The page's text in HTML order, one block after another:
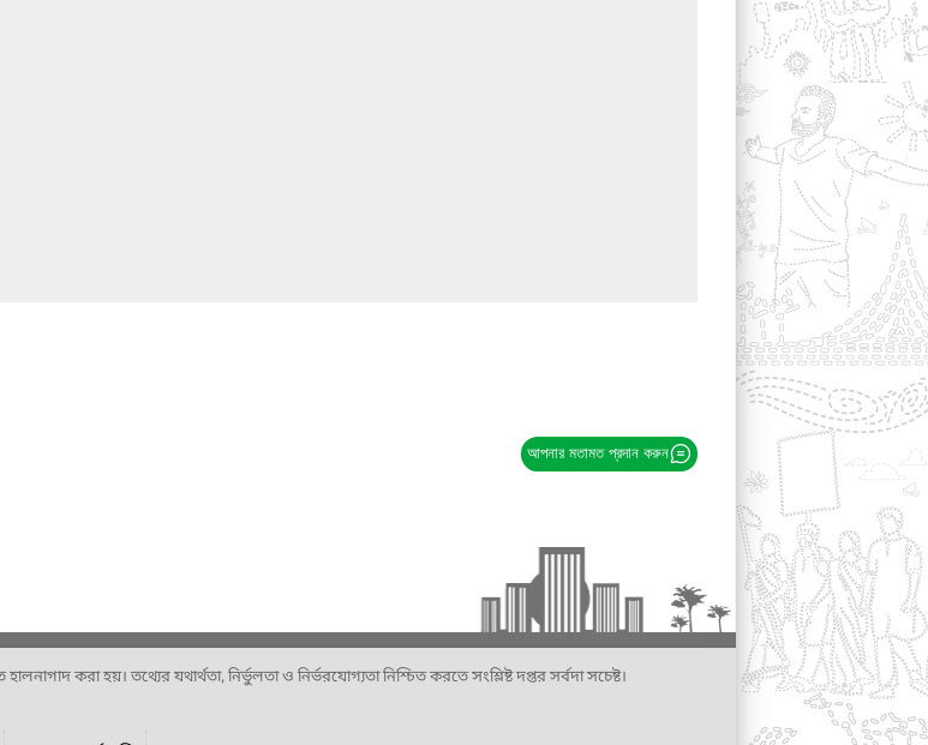
আপনার মতামত প্রদান করুন
করা হয়। তথ্যের যথার্থতা, নির্ভুলতা ও নির্ভরযোগ্যতা নিশ্চিত করতে সংশ্লিষ্ট দপ্তর সর্বদা সচেষ্ট।